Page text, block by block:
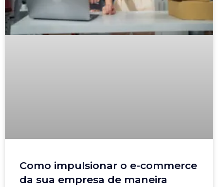
Como impulsionar o e-commerce
da sua empresa de maneira